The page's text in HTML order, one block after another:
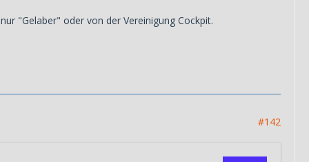
"Gelaber" oder von der Vereinigung Cockpit.
#142